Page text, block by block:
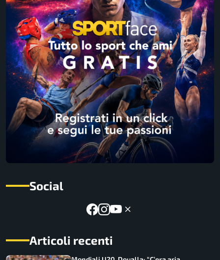
Social
Articoli recenti